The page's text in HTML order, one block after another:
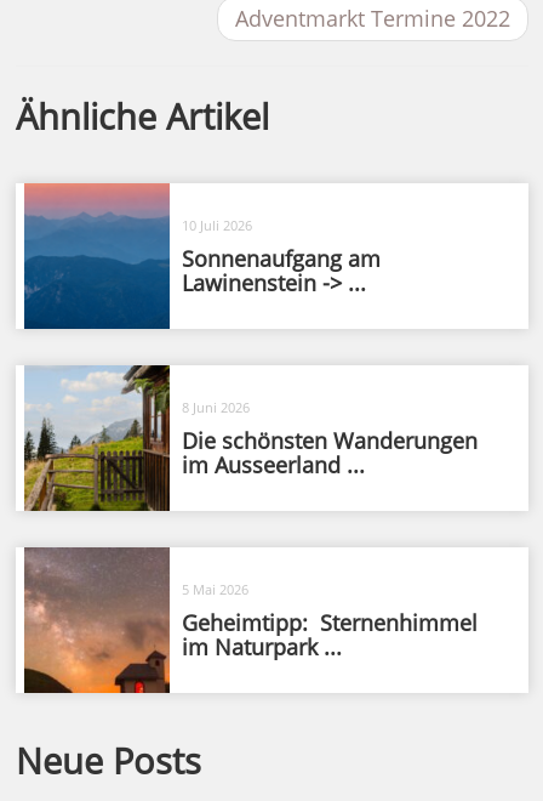
Adventmarkt Termine 2022
Ähnliche Artikel
10 Juli 2026
Sonnenaufgang am
Lawinenstein -> ...
8 Juni 2026
Die schönsten Wanderungen
im Ausseerland ...
5 Mai 2026
Geheimtipp: Sternenhimmel
im Naturpark ...
Neue Posts